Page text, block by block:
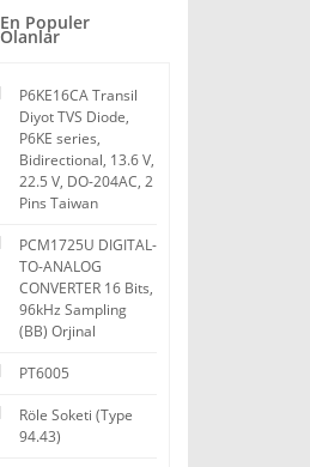
En Populer
Olanlar
P6KE16CA Transil
Diyot TVS Diode,
P6KE series,
Bidirectional, 13.6 V,
22.5 V, DO-204AC, 2
Pins Taiwan
PCM1725U DIGITAL-
TO-ANALOG
CONVERTER 16 Bits,
96kHz Sampling
(BB) Orjinal
PT6005
Röle Soketi (Type
94.43)